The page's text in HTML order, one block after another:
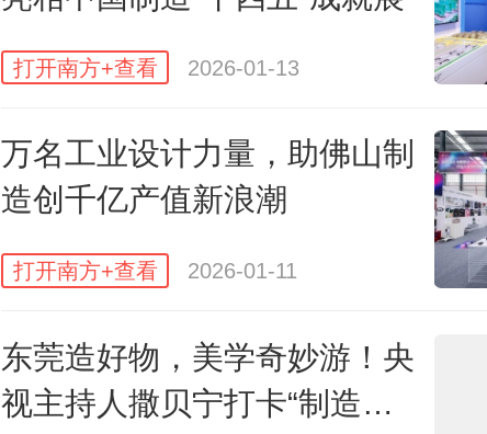
摩根士丹利预测，2026年将成为
来爆发式增长的关键之年。
硬件企业。 过去几年是广东AI硬件
阶段，2026年则是向着全球市场
打开南方+查看 2026-01-13
万名工业设计力量，助佛山制
造创千亿产值新浪潮
打开南方+查看 2026-01-11
东莞造好物，美学奇妙游！央
视主持人撒贝宁打卡“制造美